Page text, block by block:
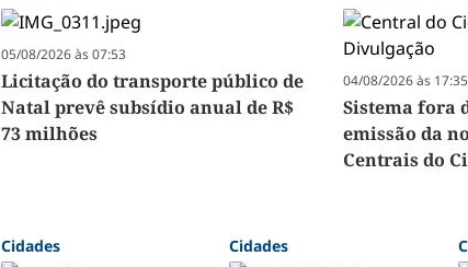
05/08/2026 às 07:53
Licitação do transporte público de
Natal prevê subsídio anual de R$
73 milhões
04/08/2026 às 17:35
Sistema fora
emissão da
Centrais do
Cidades Cidades